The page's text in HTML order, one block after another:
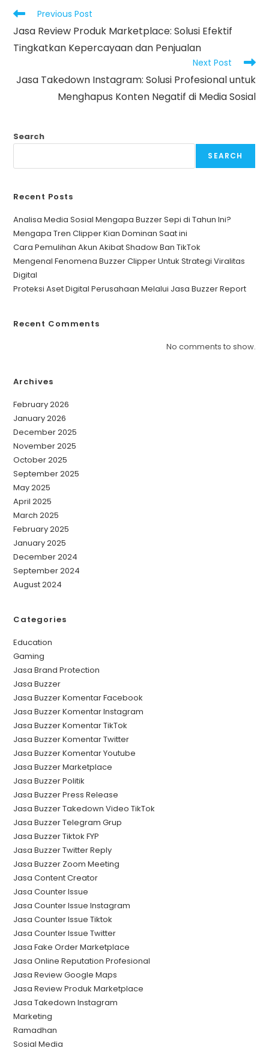
Read
articles
Previous Post
Jasa Review Produk Marketplace: Solusi Efektif
Tingkatkan Kepercayaan dan Penjualan
Next Post
Jasa Takedown Instagram: Solusi Profesional untuk
Menghapus Konten Negatif di Media Sosial
Search
SEARCH
Recent Posts
Analisa Media Sosial Mengapa Buzzer Sepi di Tahun Ini?
Mengapa Tren Clipper Kian Dominan Saat ini
Cara Pemulihan Akun Akibat Shadow Ban TikTok
Mengenal Fenomena Buzzer Clipper Untuk Strategi Viralitas
Digital
Proteksi Aset Digital Perusahaan Melalui Jasa Buzzer Report
Recent Comments
No comments to show.
Archives
February 2026
January 2026
December 2025
November 2025
October 2025
September 2025
May 2025
April 2025
March 2025
February 2025
January 2025
December 2024
September 2024
August 2024
Categories
Education
Gaming
Jasa Brand Protection
Jasa Buzzer
Jasa Buzzer Komentar Facebook
Jasa Buzzer Komentar Instagram
Jasa Buzzer Komentar TikTok
Jasa Buzzer Komentar Twitter
Jasa Buzzer Komentar Youtube
Jasa Buzzer Marketplace
Jasa Buzzer Politik
Jasa Buzzer Press Release
Jasa Buzzer Takedown Video TikTok
Jasa Buzzer Telegram Grup
Jasa Buzzer Tiktok FYP
Jasa Buzzer Twitter Reply
Jasa Buzzer Zoom Meeting
Jasa Content Creator
Jasa Counter Issue
Jasa Counter Issue Instagram
Jasa Counter Issue Tiktok
Jasa Counter Issue Twitter
Jasa Fake Order Marketplace
Jasa Online Reputation Profesional
Jasa Review Google Maps
Jasa Review Produk Marketplace
Jasa Takedown Instagram
Marketing
Ramadhan
Sosial Media